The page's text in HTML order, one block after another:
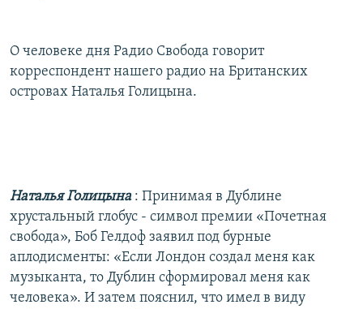
О человеке дня Радио Свобода говорит
корреспондент нашего радио на Британских
островах Наталья Голицына.
Наталья Голицына : Принимая в Дублине
хрустальный глобус - символ премии «Почетная
свобода», Боб Гелдоф заявил под бурные
аплодисменты: «Если Лондон создал меня как
музыканта, то Дублин сформировал меня как
человека». И затем пояснил, что имел в виду